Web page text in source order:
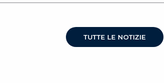
TUTTE LE NOTIZIE